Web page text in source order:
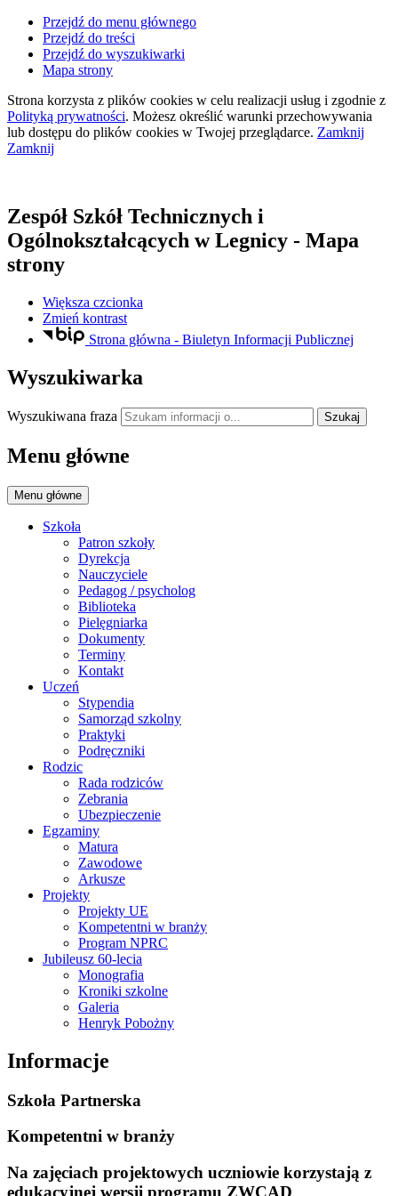
Przejdź do menu głównego
Przejdź do treści
Przejdź do wyszukiwarki
Mapa strony
Strona korzysta z plików cookies w celu realizacji usług i zgodnie z
Polityką prywatności. Możesz określić warunki przechowywania
lub dostępu do plików cookies w Twojej przeglądarce. Zamknij
Zamknij
Zespół Szkół Technicznych i
Ogólnokształcących w Legnicy - Mapa
strony
Większa czcionka
Zmień kontrast
Strona główna - Biuletyn Informacji Publicznej
Wyszukiwarka
Wyszukiwana fraza Szukaj
Menu główne
Menu główne
Szkoła
Patron szkoły
Dyrekcja
Nauczyciele
Pedagog / psycholog
Biblioteka
Pielęgniarka
Dokumenty
Terminy
Kontakt
Uczeń
Stypendia
Samorząd szkolny
Praktyki
Podręczniki
Rodzic
Rada rodziców
Zebrania
Ubezpieczenie
Egzaminy
Matura
Zawodowe
Arkusze
Projekty
Projekty UE
Kompetentni w branży
Program NPRC
Jubileusz 60-lecia
Monografia
Kroniki szkolne
Galeria
Henryk Pobożny
Informacje
Szkoła Partnerska
Kompetentni w branży
Na zajęciach projektowych uczniowie korzystają z
edukacyjnej wersji programu ZWCAD